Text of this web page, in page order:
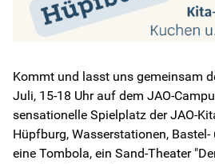
Kommt und lasst uns gemeinsam
Juli, 15-18 Uhr auf dem JAO-
sensationelle Spielplatz der JAO-
Hüpfburg, Wasserstationen,
eine Tombola, ein Sand-Theater